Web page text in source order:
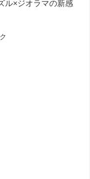
ル×ジオラマの新感